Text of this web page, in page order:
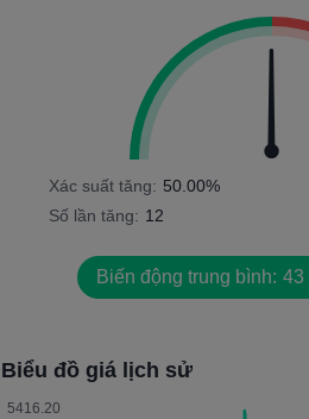
Xác suất tăng: 50.00%
Số lần tăng: 12
Biến động trung bình: 43
Biểu đồ giá lịch sử